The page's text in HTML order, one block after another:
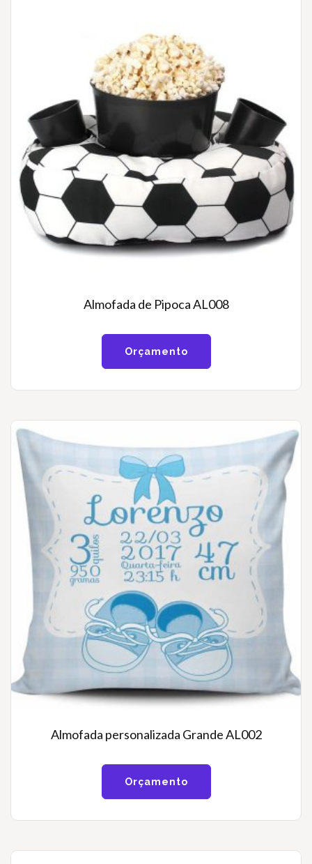
Almofada de Pipoca AL008
Orçamento
Almofada personalizada Grande AL002
Orçamento